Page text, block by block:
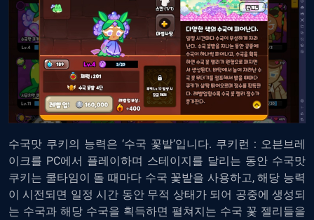
수국맛 쿠키의 능력은 ‘수국 꽃밭’입니다. 쿠키런 : 오븐브레
이크를 PC에서 플레이하며 스테이지를 달리는 동안 수국맛
쿠키는 쿨타임이 돌 때마다 수국 꽃밭을 사용하고, 해당 능력
이 시전되면 일정 시간 동안 무적 상태가 되어 공중에 생성되
는 수국과 해당 수국을 획득하면 펼쳐지는 수국 꽃 젤리들을